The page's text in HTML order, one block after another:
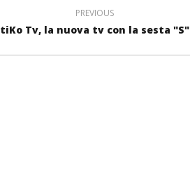
PREVIOUS
tiKo Tv, la nuova tv con la sesta "S"